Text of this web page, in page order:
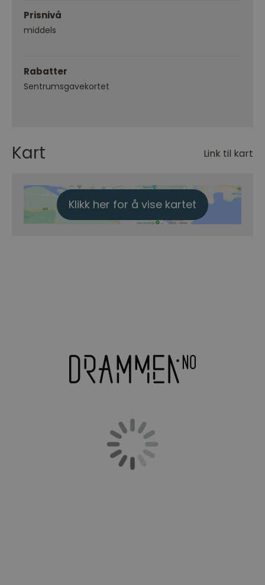
Prisnivå
middels
Rabatter
Sentrumsgavekortet
Kart Link til kart
Klikk her for å vise kartet